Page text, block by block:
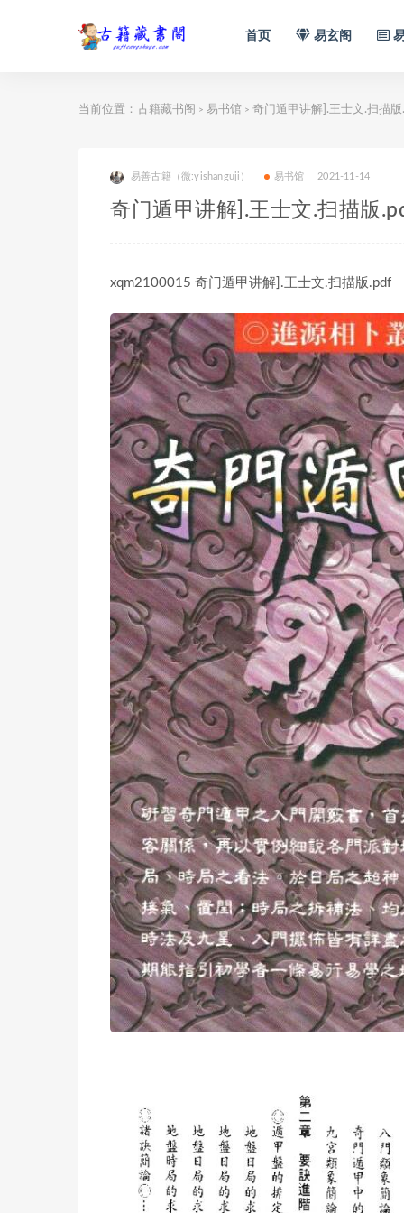
首页 易玄阁
当前位置： 古籍藏书阁 > 易书馆 > 奇门遁甲讲解].王士文.扫描
易善古籍（微:yishanguji） 易书馆 2021-11-14
奇门遁甲讲解].王士文.扫描版
xqm2100015 奇门遁甲讲解].王士文.扫描版.pdf